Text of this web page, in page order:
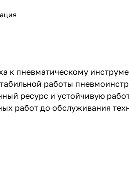
к пневматическому
работы
ресурс и устойчивую
работ до обслуживания